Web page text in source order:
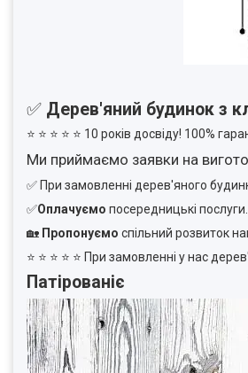
✅ Дерев'яний будинок з
⭐ ⭐ ⭐ ⭐ ⭐ 10 років досвіду! 100%
Ми приймаємо заявки на
✅ При замовленні дерев'яного
✅Оплачуємо посередницькі послуги.
🏡 Пропонуємо спільний розвиток
⭐ ⭐ ⭐ ⭐ ⭐ При замовленні у нас
Патірованіє